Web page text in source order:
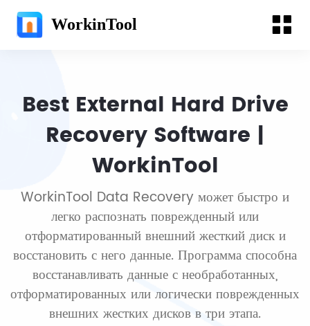
WorkinTool
Best External Hard Drive
Recovery Software |
WorkinTool
WorkinTool Data Recovery может быстро и
легко распознать поврежденный или
отформатированный внешний жесткий диск и
восстановить с него данные. Программа способна
восстанавливать данные с необработанных,
отформатированных или логически поврежденных
внешних жестких дисков в три этапа.